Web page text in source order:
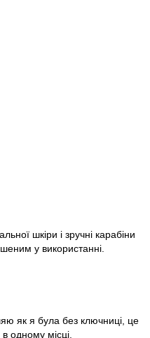
шкіри і зручні карабіни
у використанні.
як я була без ключниці, це
одному місці.